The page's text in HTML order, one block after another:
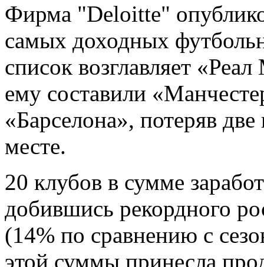
Фирма "Deloitte"
самых доходных
список возглавляет
ему составили
«Барселона», потеряв
месте.
20 клубов в сумме
добившись рекордного
(14% по сравнению с
этой суммы принесла